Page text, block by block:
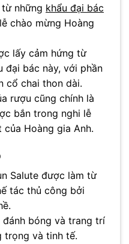
những khẩu đại bác
chào mừng Hoàng
lấy cảm hứng từ
đại bác này, với phần
cổ chai thon dài.
rượu cũng chính là
bắn trong nghi lễ
Hoàng gia Anh.
Salute được làm từ
tác thủ công bởi
bóng và trang trí
trọng và tinh tế.